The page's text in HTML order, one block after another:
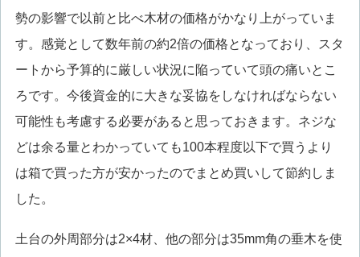
勢の影響で以前と比べ木材の価格がかなり上がっていま
す。感覚として数年前の約2倍の価格となっており、スタ
ートから予算的に厳しい状況に陥っていて頭の痛いとこ
ろです。今後資金的に大きな妥協をしなければならない
可能性も考慮する必要があると思っておきます。ネジな
どは余る量とわかっていても100本程度以下で買うより
は箱で買った方が安かったのでまとめ買いして節約しま
した。
土台の外周部分は2×4材、他の部分は35mm角の垂木を使